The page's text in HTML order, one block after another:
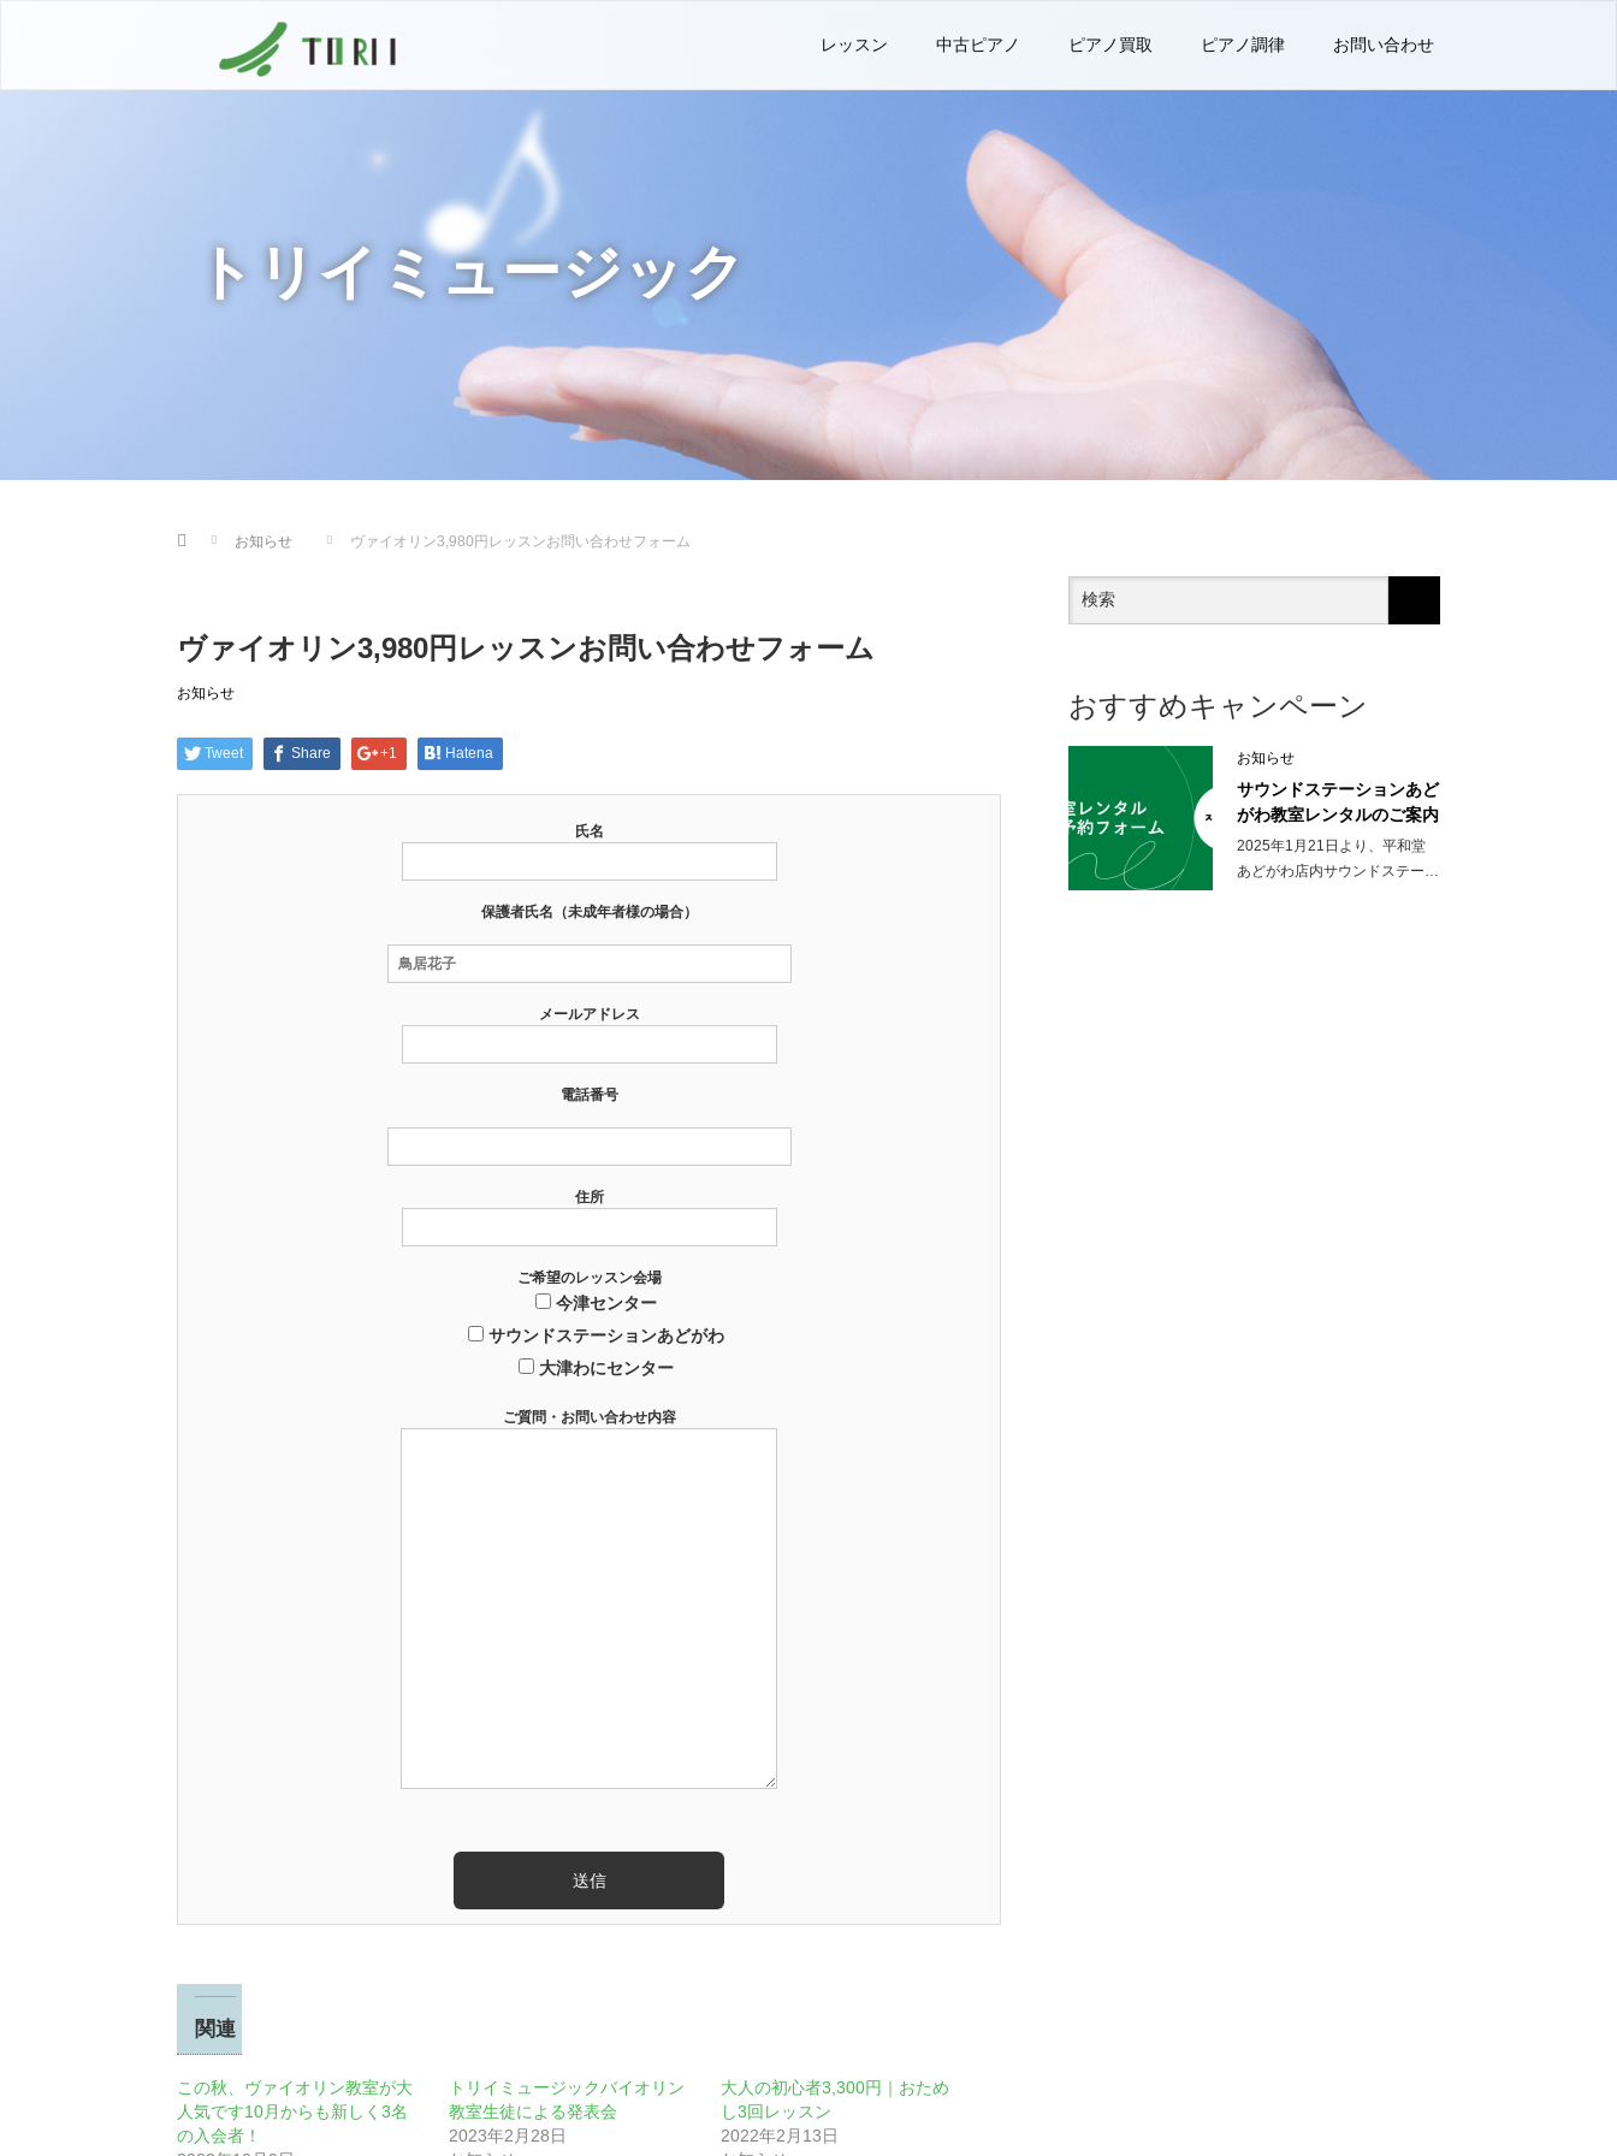
レッスン 中古ピアノ ピアノ買取 ピアノ調律 お問い合わせ
トリイミュージック
Home お知らせ ヴァイオリン3,980円レッスンお問い合わせフォーム
ヴァイオリン3,980円レッスンお問い合わせフォーム
お知らせ
Tweet Share +1 Hatena
氏名
保護者氏名（未成年者様の場合）
メールアドレス
電話番号
住所
ご希望のレッスン会場
今津センター
サウンドステーションあどがわ
大津わにセンター
ご質問・お問い合わせ内容
関連
この秋、ヴァイオリン教室が大
人気です10月からも新しく3名
の入会者！
トリイミュージックバイオリン
教室生徒による発表会
2023年2月28日
大人の初心者3,300円｜おため
し3回レッスン
2022年2月13日
おすすめキャンペーン
お知らせ
サウンドステーションあど
がわ教室レンタルのご案内
2025年1月21日より、平和堂
あどがわ店内サウンドステー…